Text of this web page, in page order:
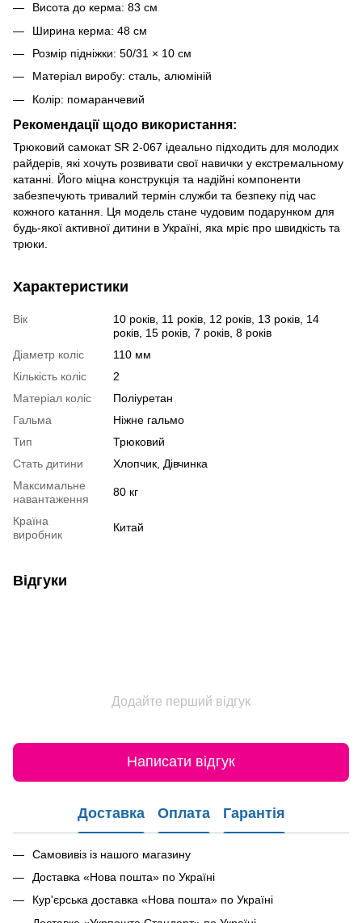
Висота до керма: 83 см
Ширина керма: 48 см
Розмір підніжки: 50/31 × 10 см
Матеріал виробу: сталь, алюміній
Колір: помаранчевий
Рекомендації щодо використання:
Трюковий самокат SR 2-067 ідеально підходить для молодих
райдерів, які хочуть розвивати свої навички у екстремальному
катанні. Його міцна конструкція та надійні компоненти
забезпечують тривалий термін служби та безпеку під час
кожного катання. Ця модель стане чудовим подарунком для
будь-якої активної дитини в Україні, яка мріє про швидкість та
трюки.
Характеристики
Вік
10 років, 11 років, 12 років, 13 років, 14
років, 15 років, 7 років, 8 років
Діаметр коліс
110 мм
Кількість коліс
2
Матеріал коліс
Поліуретан
Гальма
Ніжне гальмо
Тип
Трюковий
Стать дитини
Хлопчик, Дівчинка
Максимальне
навантаження
80 кг
Країна
виробник
Китай
Відгуки
Додайте перший відгук
Написати відгук
Доставка Оплата Гарантія
Самовивіз із нашого магазину
Доставка «Нова пошта» по Україні
Кур'єрська доставка «Нова пошта» по Україні